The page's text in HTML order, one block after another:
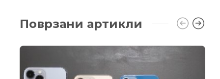
Поврзани артикли